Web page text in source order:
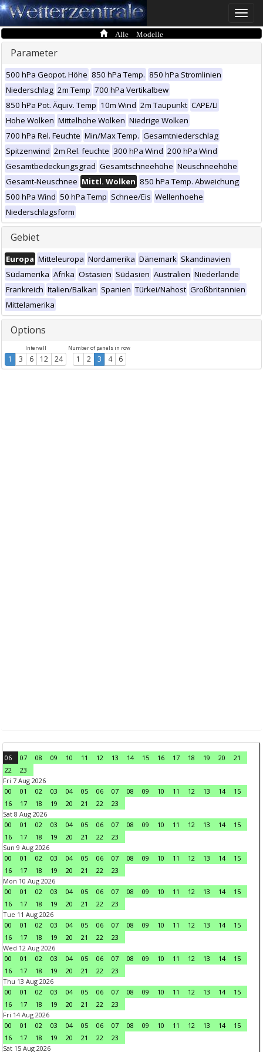
Toggle
Alle Modelle
Parameter
500 hPa Geopot. Höhe 850 hPa Temp. 850 hPa Stromlinien
Niederschlag 2m Temp 700 hPa Vertikalbew
850 hPa Pot. Äquiv. Temp 10m Wind 2m Taupunkt CAPE/LI
Hohe Wolken Mittelhohe Wolken Niedrige Wolken
700 hPa Rel. Feuchte Min/Max Temp. Gesamtniederschlag
Spitzenwind 2m Rel. feuchte 300 hPa Wind 200 hPa Wind
Gesamtbedeckungsgrad Gesamtschneehöhe Neuschneehöhe
Gesamt-Neuschnee Mittl. Wolken 850 hPa Temp. Abweichung
500 hPa Wind 50 hPa Temp Schnee/Eis Wellenhoehe
Niederschlagsform
Gebiet
Europa Mitteleuropa Nordamerika Dänemark Skandinavien
Südamerika Afrika Ostasien Südasien Australien Niederlande
Frankreich Italien/Balkan Spanien Türkei/Nahost Großbritannien
Mittelamerika
Options
Intervall
1 3 6 12 24
Number of panels in row
1 2 3 4 6
06 07 08 09 10 11 12 13 14 15 16 17 18 19 20
21
22
23
Fri 7 Aug 2026
00
01 02 03 04 05 06 07 08 09 10 11 12 13 14
15
16
17 18 19 20 21 22
23
Sat 8 Aug 2026
00
01 02 03 04 05 06 07 08 09 10 11 12 13 14
15
16
17 18 19 20 21 22
23
Sun 9 Aug 2026
00
01 02 03 04 05 06 07 08 09 10 11 12 13 14
15
16
17 18 19 20 21 22
23
Mon 10 Aug 2026
00
01 02 03 04 05 06 07 08 09 10 11 12 13 14
15
16
17 18 19 20 21 22
23
Tue 11 Aug 2026
00
01 02 03 04 05 06 07 08 09 10 11 12 13 14
15
16
17 18 19 20 21 22
23
Wed 12 Aug 2026
00
01 02 03 04 05 06 07 08 09 10 11 12 13 14
15
16
17 18 19 20 21 22
23
Thu 13 Aug 2026
00
01 02 03 04 05 06 07 08 09 10 11 12 13 14
15
16
17 18 19 20 21 22
23
Fri 14 Aug 2026
00
01 02 03 04 05 06 07 08 09 10 11 12 13 14
15
16
17 18 19 20 21 22
23
Sat 15 Aug 2026